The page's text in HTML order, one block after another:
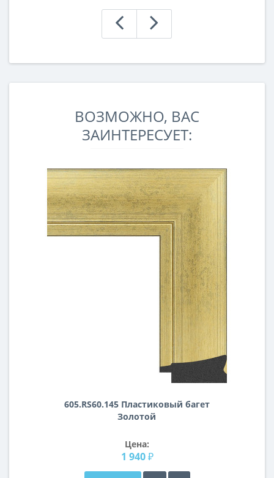
ВОЗМОЖНО, ВАС
ЗАИНТЕРЕСУЕТ:
605.RS60.145 Пластиковый багет
Золотой
Цена:
1 940 ₽